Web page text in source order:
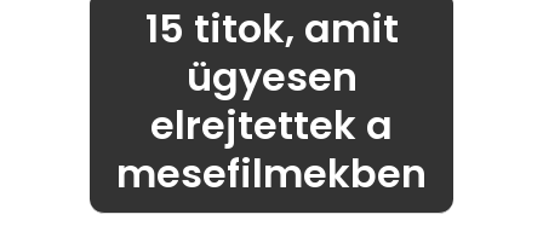
15 titok, amit
ügyesen
elrejtettek a
mesefilmekben